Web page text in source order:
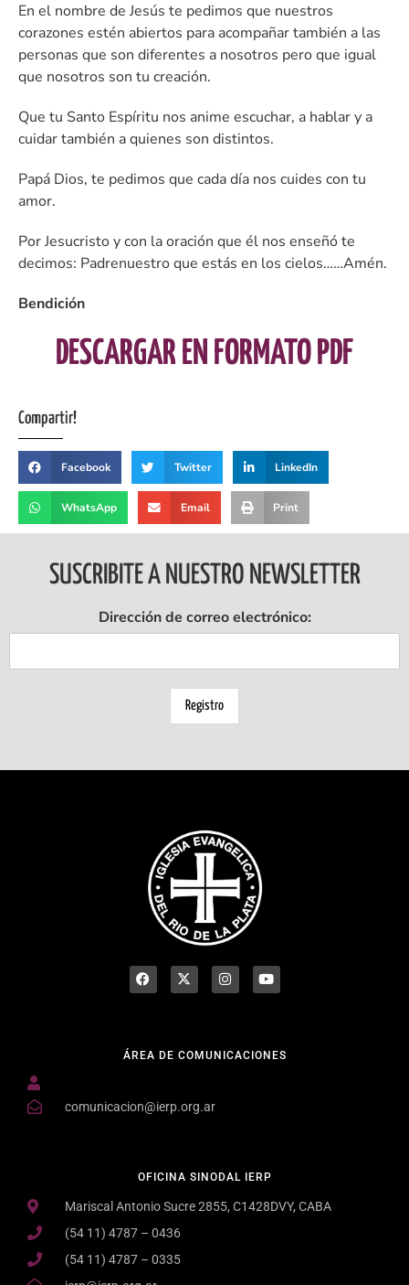
En el nombre de Jesús te pedimos que nuestros
corazones estén abiertos para acompañar también a las
personas que son diferentes a nosotros pero que igual
que nosotros son tu creación.
Que tu Santo Espíritu nos anime escuchar, a hablar y a
cuidar también a quienes son distintos.
Papá Dios, te pedimos que cada día nos cuides con tu
amor.
Por Jesucristo y con la oración que él nos enseñó te
decimos: Padrenuestro que estás en los cielos……Amén.
Bendición
DESCARGAR EN FORMATO PDF
Compartir!
Facebook Twitter LinkedIn
WhatsApp Email Print
SUSCRIBITE A NUESTRO NEWSLETTER
Dirección de correo electrónico:
OFICINA SINODAL IERP
Mariscal Antonio Sucre 2855, C1428DVY, CABA
(54 11) 4787 – 0436
(54 11) 4787 – 0335
ÁREA DE COMUNICACIONES
comunicacion@ierp.org.ar